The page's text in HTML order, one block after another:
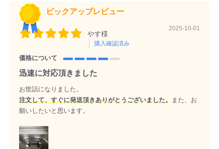
ピックアップレビュー
やす様
購入確認済み
2025-10-01
価格について
迅速に対応頂きました
お世話になりました。
注文して、すぐに発送頂きありがとうございました。また、お
願いしたいと思います。